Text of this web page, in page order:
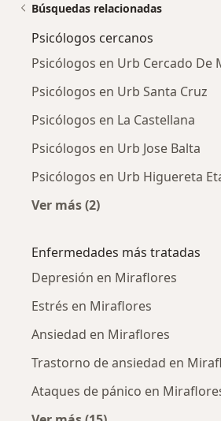
Búsquedas relacionadas
Psicólogos cercanos
Psicólogos en Urb Cercado De
Psicólogos en Urb Santa Cruz
Psicólogos en La Castellana
Psicólogos en Urb Jose Balta
Psicólogos en Urb Higuereta
Ver más (2)
Enfermedades más tratadas
Depresión en Miraflores
Estrés en Miraflores
Ansiedad en Miraflores
Trastorno de ansiedad en
Ataques de pánico en